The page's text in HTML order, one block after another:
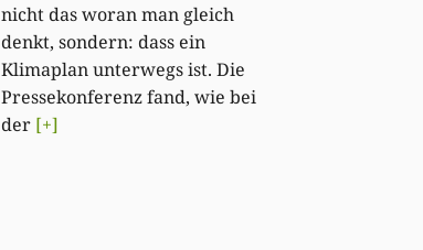
nicht das woran man gleich
denkt, sondern: dass ein
Klimaplan unterwegs ist. Die
Pressekonferenz fand, wie bei
der [+]